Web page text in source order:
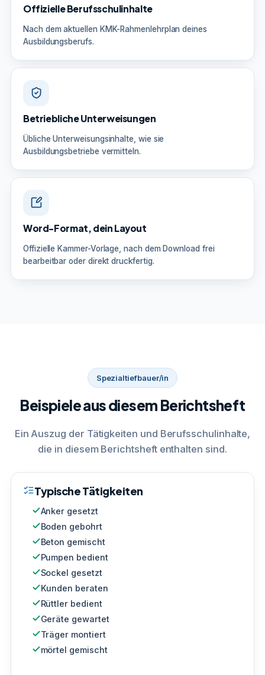
Offizielle Berufsschulinhalte
Nach dem aktuellen KMK-Rahmenlehrplan deines
Ausbildungsberufs.
Betriebliche Unterweisungen
Übliche Unterweisungsinhalte, wie sie
Ausbildungsbetriebe vermitteln.
Word-Format, dein Layout
Offizielle Kammer-Vorlage, nach dem Download frei
bearbeitbar oder direkt druckfertig.
Spezialtiefbauer/in
Beispiele aus diesem Berichtsheft
Ein Auszug der Tätigkeiten und Berufsschulinhalte,
die in diesem Berichtsheft enthalten sind.
Typische Tätigkeiten
Anker gesetzt
Boden gebohrt
Beton gemischt
Pumpen bedient
Sockel gesetzt
Kunden beraten
Rüttler bedient
Geräte gewartet
Träger montiert
mörtel gemischt